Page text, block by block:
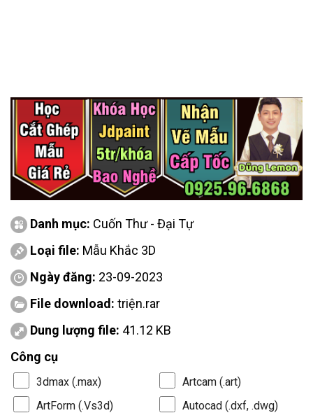
Danh mục: Cuốn Thư - Đại Tự
Loại file: Mẫu Khắc 3D
Ngày đăng: 23-09-2023
File download: triện.rar
Dung lượng file: 41.12 KB
Công cụ
3dmax (.max)
Artcam (.art)
ArtForm (.Vs3d)
Autocad (.dxf, .dwg)